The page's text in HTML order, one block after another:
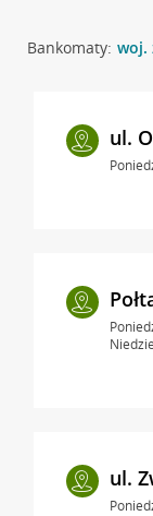
Bankomaty: woj.
ul.
ul.